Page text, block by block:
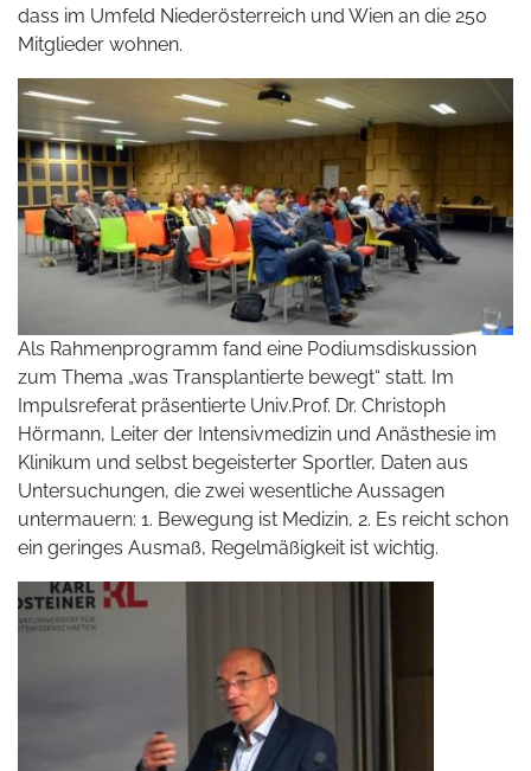
dass im Umfeld Niederösterreich und Wien an die 250
Mitglieder wohnen.
Als Rahmenprogramm fand eine Podiumsdiskussion
zum Thema „was Transplantierte bewegt“ statt. Im
Impulsreferat präsentierte Univ.Prof. Dr. Christoph
Hörmann, Leiter der Intensivmedizin und Anästhesie im
Klinikum und selbst begeisterter Sportler, Daten aus
Untersuchungen, die zwei wesentliche Aussagen
untermauern: 1. Bewegung ist Medizin, 2. Es reicht schon
ein geringes Ausmaß, Regelmäßigkeit ist wichtig.